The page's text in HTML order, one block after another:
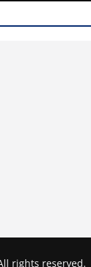
rights reserved.